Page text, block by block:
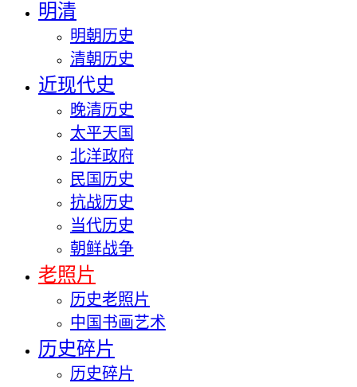
明清
明朝历史
清朝历史
近现代史
晚清历史
太平天国
北洋政府
民国历史
抗战历史
当代历史
朝鲜战争
老照片
历史老照片
中国书画艺术
历史碎片
历史碎片